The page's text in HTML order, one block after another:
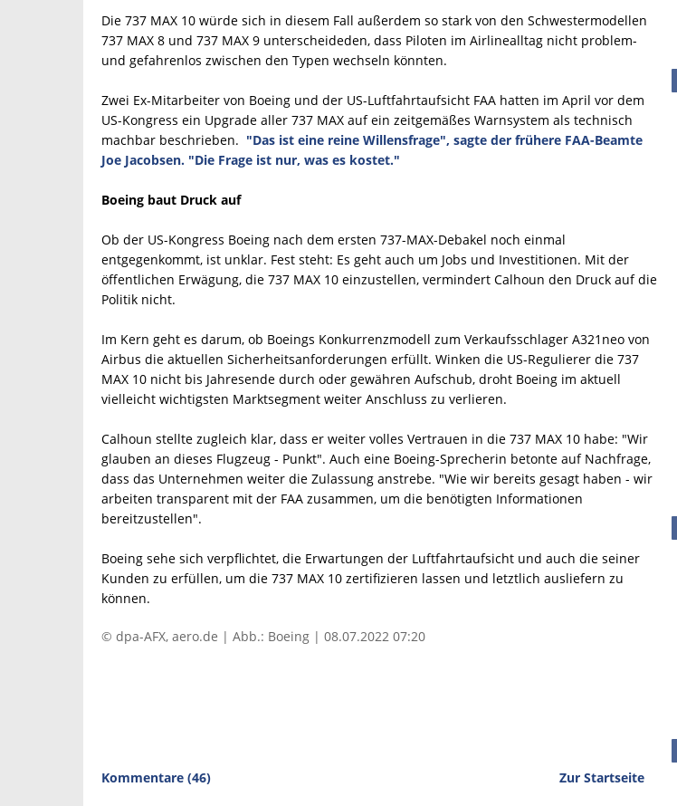
Die 737 MAX 10 würde sich in diesem Fall außerdem so stark von den Schwestermodellen
737 MAX 8 und 737 MAX 9 unterscheideden, dass Piloten im Airlinealltag nicht problem-
und gefahrenlos zwischen den Typen wechseln könnten.
Zwei Ex-Mitarbeiter von Boeing und der US-Luftfahrtaufsicht FAA hatten im April vor dem
US-Kongress ein Upgrade aller 737 MAX auf ein zeitgemäßes Warnsystem als technisch
machbar beschrieben. "Das ist eine reine Willensfrage", sagte der frühere FAA-Beamte
Joe Jacobsen. "Die Frage ist nur, was es kostet."
Boeing baut Druck auf
Ob der US-Kongress Boeing nach dem ersten 737-MAX-Debakel noch einmal
entgegenkommt, ist unklar. Fest steht: Es geht auch um Jobs und Investitionen. Mit der
öffentlichen Erwägung, die 737 MAX 10 einzustellen, vermindert Calhoun den Druck auf die
Politik nicht.
Im Kern geht es darum, ob Boeings Konkurrenzmodell zum Verkaufsschlager A321neo von
Airbus die aktuellen Sicherheitsanforderungen erfüllt. Winken die US-Regulierer die 737
MAX 10 nicht bis Jahresende durch oder gewähren Aufschub, droht Boeing im aktuell
vielleicht wichtigsten Marktsegment weiter Anschluss zu verlieren.
Calhoun stellte zugleich klar, dass er weiter volles Vertrauen in die 737 MAX 10 habe: "Wir
glauben an dieses Flugzeug - Punkt". Auch eine Boeing-Sprecherin betonte auf Nachfrage,
dass das Unternehmen weiter die Zulassung anstrebe. "Wie wir bereits gesagt haben - wir
arbeiten transparent mit der FAA zusammen, um die benötigten Informationen
bereitzustellen".
Boeing sehe sich verpflichtet, die Erwartungen der Luftfahrtaufsicht und auch die seiner
Kunden zu erfüllen, um die 737 MAX 10 zertifizieren lassen und letztlich ausliefern zu
können.
© dpa-AFX, aero.de | Abb.: Boeing | 08.07.2022 07:20
Kommentare (46) Zur Startseite